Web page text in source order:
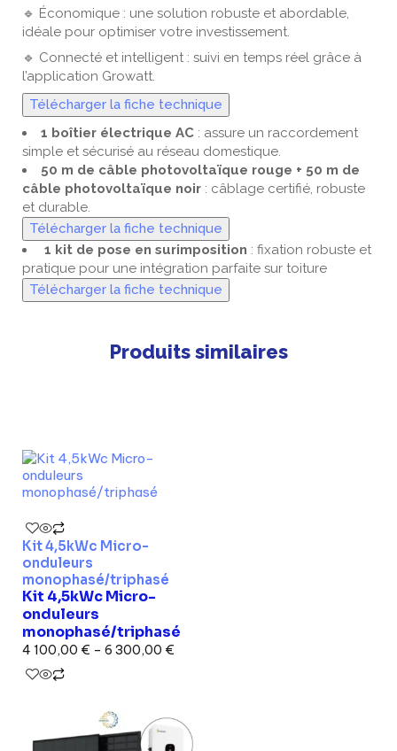
🔹 Économique : une solution robuste et abordable,
idéale pour optimiser votre investissement.
🔹 Connecté et intelligent : suivi en temps réel grâce à
l’application Growatt.
Télécharger la fiche technique
1 boîtier électrique AC : assure un raccordement
simple et sécurisé au réseau domestique.
50 m de câble photovoltaïque rouge + 50 m de
câble photovoltaïque noir : câblage certifié, robuste
et durable.
Télécharger la fiche technique
1 kit de pose en surimposition : fixation robuste et
pratique pour une intégration parfaite sur toiture
Télécharger la fiche technique
Produits similaires
Kit 4,5kWc Micro-
onduleurs
monophasé/triphasé
Kit 4,5kWc Micro-
onduleurs
monophasé/triphasé
4 100,00 € – 6 300,00 €